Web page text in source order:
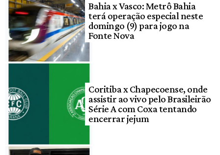
Bahia x Vasco: Metrô Bahia
terá operação especial neste
domingo (9) para jogo na
Fonte Nova
Coritiba x Chapecoense, onde
assistir ao vivo pelo Brasileirão
Série A com Coxa tentando
encerrar jejum